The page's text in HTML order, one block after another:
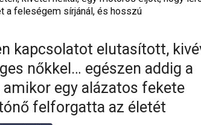
a feleségem sírjánál, és hosszú
kapcsolatot elutasított,
nőkkel… egészen addig a
amikor egy alázatos fekete
felforgatta az életét